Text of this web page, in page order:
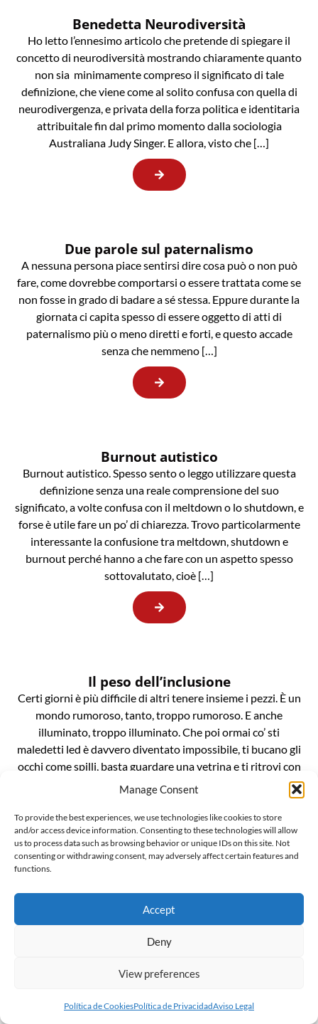
Manage Consent
To provide the best experiences, we use technologies like cookies to store
and/or access device information. Consenting to these technologies will allow
us to process data such as browsing behavior or unique IDs on this site. Not
consenting or withdrawing consent, may adversely affect certain features and
functions.
Accept
Deny
View preferences
Política de CookiesPolítica de PrivacidadAviso Legal
Benedetta Neurodiversità
Ho letto l’ennesimo articolo che pretende di spiegare il
concetto di neurodiversità mostrando chiaramente quanto
non sia minimamente compreso il significato di tale
definizione, che viene come al solito confusa con quella di
neurodivergenza, e privata della forza politica e identitaria
attribuitale fin dal primo momento dalla sociologia
Australiana Judy Singer. E allora, visto che […]
Due parole sul paternalismo
A nessuna persona piace sentirsi dire cosa può o non può
fare, come dovrebbe comportarsi o essere trattata come se
non fosse in grado di badare a sé stessa. Eppure durante la
giornata ci capita spesso di essere oggetto di atti di
paternalismo più o meno diretti e forti, e questo accade
senza che nemmeno […]
Burnout autistico
Burnout autistico. Spesso sento o leggo utilizzare questa
definizione senza una reale comprensione del suo
significato, a volte confusa con il meltdown o lo shutdown, e
forse è utile fare un po’ di chiarezza. Trovo particolarmente
interessante la confusione tra meltdown, shutdown e
burnout perché hanno a che fare con un aspetto spesso
sottovalutato, cioè […]
Il peso dell’inclusione
Certi giorni è più difficile di altri tenere insieme i pezzi. È un
mondo rumoroso, tanto, troppo rumoroso. E anche
illuminato, troppo illuminato. Che poi ormai co’ sti
maledetti led è davvero diventato impossibile, ti bucano gli
occhi come spilli, basta guardare una vetrina e ti ritrovi con
le cornee bruciate. È un casino da […]
L’invenzionde della “gender ideology”
Il mondo sussulta incredulo alla notizia che Penny Polar
Bear, compagna di scuola di Peppa pig, ha raccontato alle
compagne e ai compagni di classe di avere due mamme. E
gender”. Ma voglio darvi una notizia ancora più
esiste, è […]